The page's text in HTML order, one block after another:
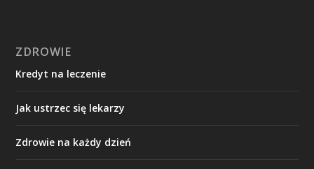
ZDROWIE
Kredyt na leczenie
Jak ustrzec się lekarzy
Zdrowie na każdy dzień